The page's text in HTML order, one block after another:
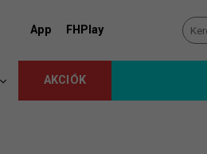
App FHPlay
a
AKCIÓK